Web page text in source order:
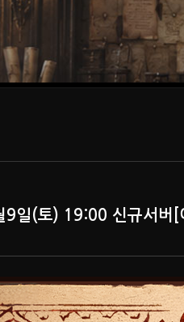
9일(토) 19:00 신규서버[